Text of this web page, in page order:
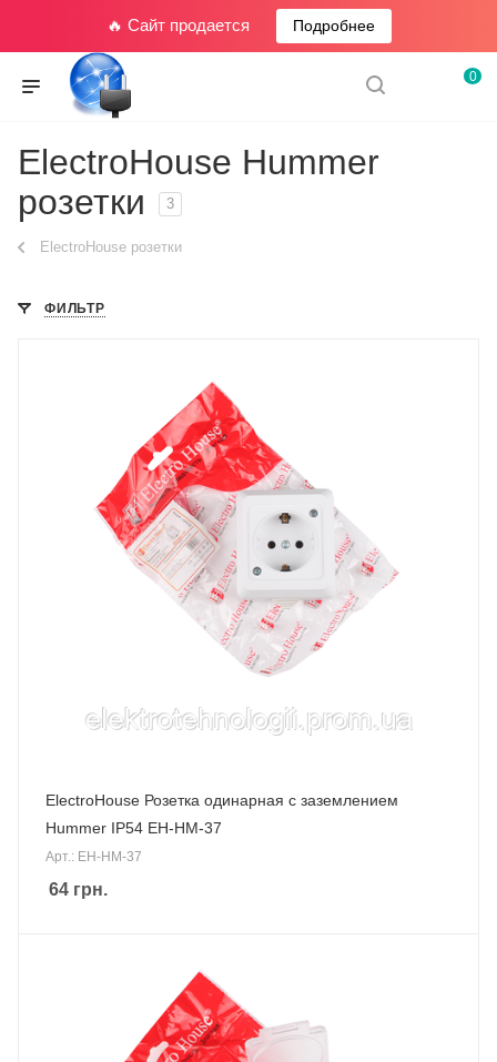
🔥 Сайт продается Подробнее
0
ElectroHouse Hummer
розетки
3
ElectroHouse розетки
ФИЛЬТР
ElectroHouse Розетка одинарная с заземлением
Hummer IP54 EH-HM-37
Арт.: EH-HM-37
64 грн.